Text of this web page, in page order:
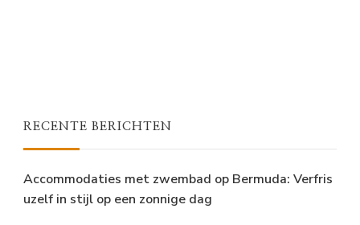
RECENTE BERICHTEN
Accommodaties met zwembad op Bermuda: Verfris
uzelf in stijl op een zonnige dag